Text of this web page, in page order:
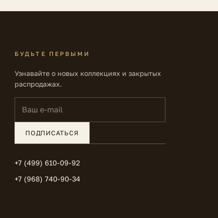
БУДЬТЕ ПЕРВЫМИ
Узнавайте о новых коллекциях и закрытых
распродажах.
ПОДПИСАТЬСЯ
+7 (499) 610-09-92
+7 (968) 740-90-34